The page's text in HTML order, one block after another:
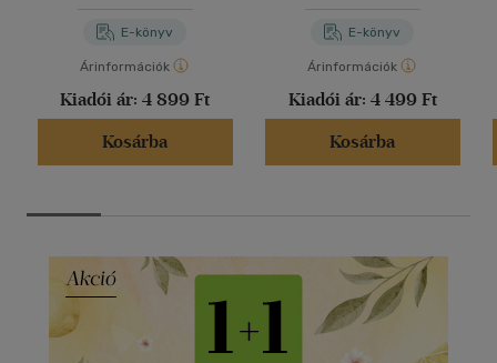
E-könyv
Árinformációk
Kiadói ár: 4 899 Ft
Kosárba
E-könyv
Árinformációk
Kiadói ár: 4 499 Ft
Kosárba